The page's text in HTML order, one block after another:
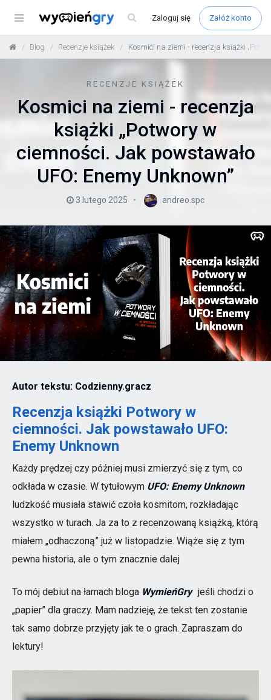
Menu Zaloguj się Załóż konto
Blog Recenzje książek Kosmici na ziemi - recenzja książki
RECENZJE KSIĄŻEK
Kosmici na ziemi - recenzja
książki „Potwory w
ciemności. Jak powstawało
UFO: Enemy Unknown”
3 lutego 2025 andreo.spc
Autor tekstu: Codzienny.gracz
Recenzja książki Potwory w
ciemności. Jak powstawało UFO:
Enemy Unknown
Każdy prędzej czy później musi zmierzyć się z tym, co
odkłada w czasie. W tytułowym UFO: Enemy Unknown
ludzkość musiała stawić czoła kosmitom, rozkładając
wszystko w turach. Ja za to z recenzowaną książką, którą
miałem „odhaczoną” już w listopadzie. Wiąże się z tym
pewna historia, ale o tym znacznie dalej
To mój debiut na łamach bloga WymieńGryjeśli chodzi o
„papier” dla graczy. Mam nadzieję, że tekst ten zostanie
tak samo dobrze przyjęty jak te o grach. Zapraszam do
lektury!